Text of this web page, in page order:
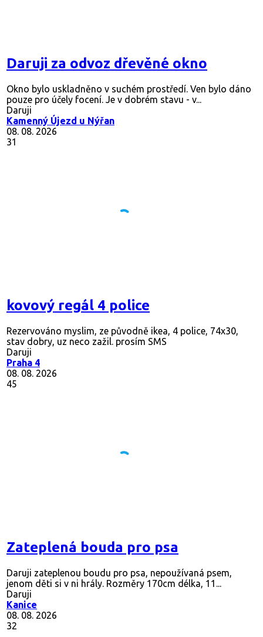
Daruji za odvoz dřevěné okno
Okno bylo uskladněno v suchém prostředí. Ven bylo dáno
pouze pro účely focení. Je v dobrém stavu - v...
Daruji
Kamenný Újezd u Nýřan
08. 08. 2026
31
kovový regál 4 police
Rezervováno myslim, ze původně ikea, 4 police, 74x30,
stav dobry, uz neco zažil. prosím SMS
Daruji
Praha 4
08. 08. 2026
45
Zateplená bouda pro psa
Daruji zateplenou boudu pro psa, nepoužívaná psem,
jenom děti si v ni hrály. Rozměry 170cm délka, 11...
Daruji
Kanice
08. 08. 2026
32